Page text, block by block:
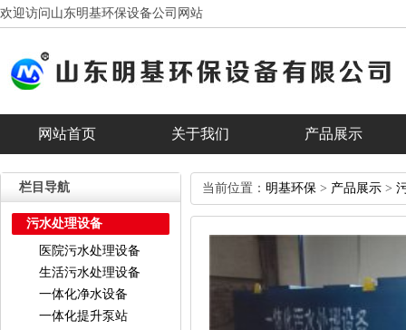
欢迎访问山东明基环保设备公司网站
网站首页 关于我们 产品展示
客户见证 合作客户 banner
栏目导航
污水处理设备
医院污水处理设备
生活污水处理设备
一体化净水设备
一体化提升泵站
当前位置： 明基环保 > 产品展示 >